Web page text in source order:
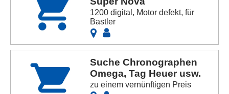
1200 digital, Motor defekt, für
Bastler
Suche Chronographen
Omega, Tag Heuer usw.
zu einem vernünftigen Preis